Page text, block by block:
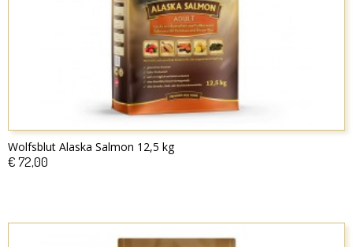
Wolfsblut Alaska Salmon 12,5 kg
€ 72,00